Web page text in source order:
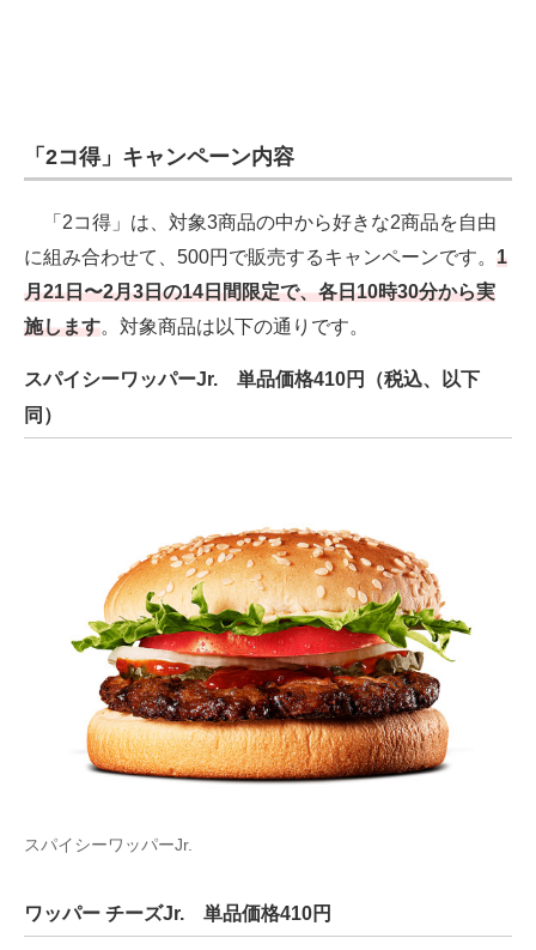
「2コ得」キャンペーン内容
「2コ得」は、対象3商品の中から好きな2商品を自由
に組み合わせて、500円で販売するキャンペーンです。 1
月21日〜2月3日の14日間限定で、各日10時30分から実
施します。対象商品は以下の通りです。
スパイシーワッパーJr. 単品価格410円（税込、以下
同）
スパイシーワッパーJr.
ワッパー チーズJr. 単品価格410円